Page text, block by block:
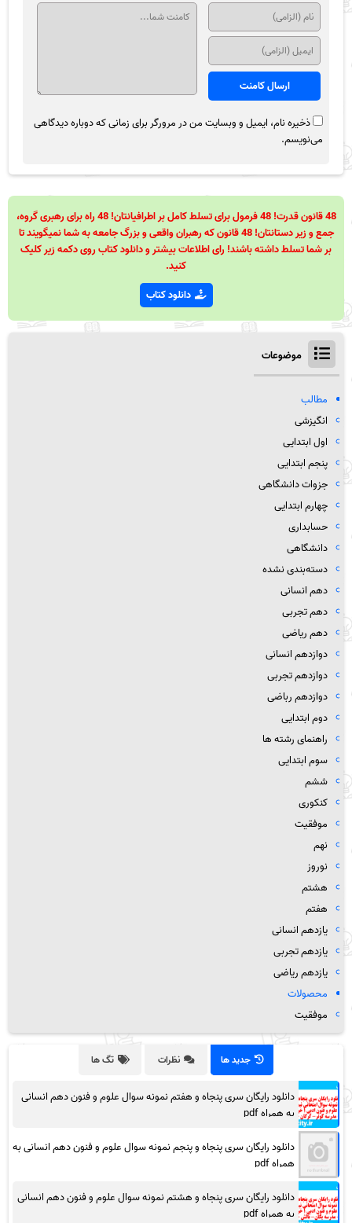
ذخیره نام، ایمیل و وبسایت من در مرورگر برای زمانی که دوباره دیدگاهی
می‌نویسم.
48 قانون قدرت! 48 فرمول برای تسلط کامل بر اطرافیانتان! 48 راه برای رهبری گروه،
جمع و زیر دستانتان! 48 قانون که رهبران واقعی و بزرگ جامعه به شما نمیگویند تا
بر شما تسلط داشته باشند! رای اطلاعات بیشتر و دانلود کتاب روی دکمه زیر کلیک
کنید.
دانلود کتاب
موضوعات
مطالب
انگیزشی
اول ابتدایی
پنجم ابتدایی
جزوات دانشگاهی
چهارم ابتدایی
حسابداری
دانشگاهی
دسته‌بندی نشده
دهم انسانی
دهم تجربی
دهم ریاضی
دوازدهم انسانی
دوازدهم تجربی
دوازدهم رباضی
دوم ابتدایی
راهنمای رشته ها
سوم ابتدایی
ششم
کنکوری
موفقیت
نهم
نوروز
هشتم
هفتم
یازدهم انسانی
یازدهم تجربی
یازدهم ریاضی
محصولات
موفقیت
جدید ها نظرات تگ ها
دانلود رایگان سری پنجاه و هفتم نمونه سوال علوم و فنون دهم انسانی
به همراه pdf
دانلود رایگان سری پنجاه و پنجم نمونه سوال علوم و فنون دهم انسانی به
همراه pdf
دانلود رایگان سری پنجاه و هشتم نمونه سوال علوم و فنون دهم انسانی
به همراه pdf